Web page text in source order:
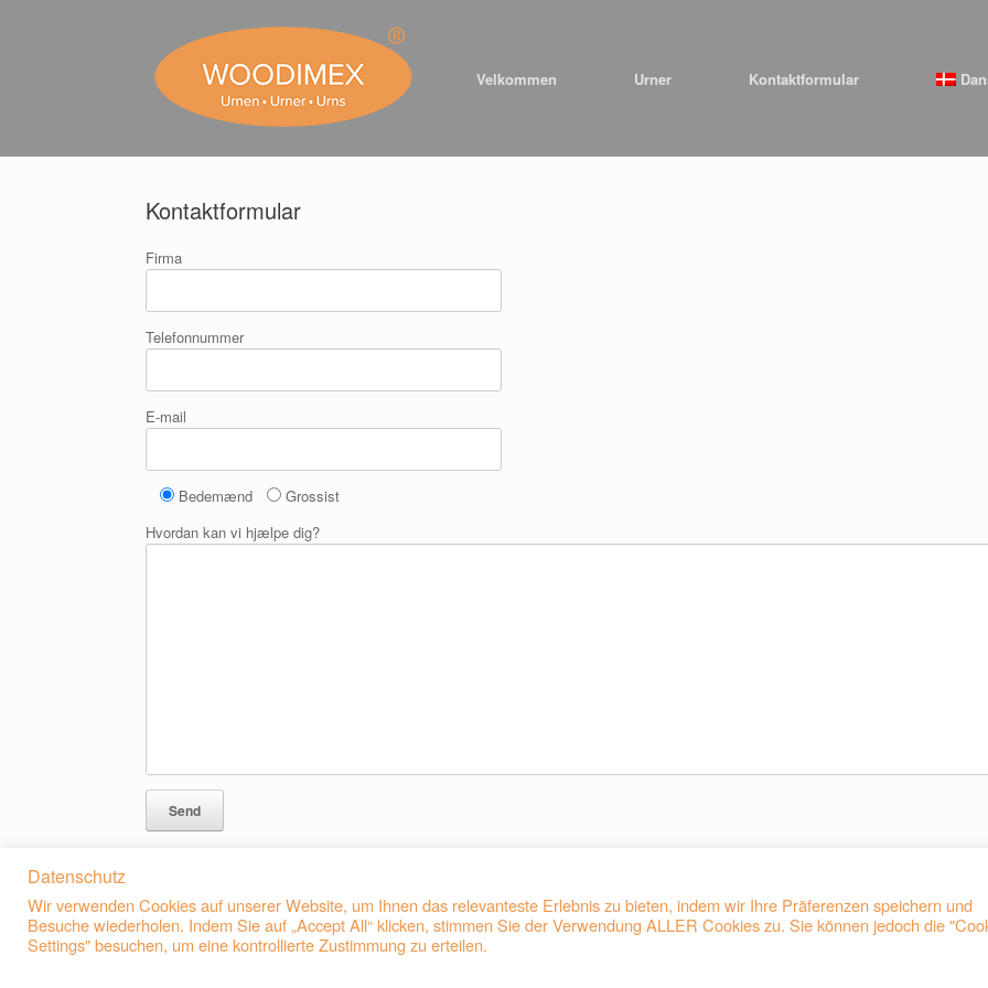
Velkommen
Urner Kontaktformular
Kontaktformular
Firma
Telefonnummer
E-mail
Bedemænd
Grossist
Hvordan kan vi hjælpe dig?
Datenschutz
Wir verwenden Cookies auf unserer Website, um Ihnen das relevanteste Erlebnis zu bieten, indem wir Ihre Präferenzen speichern und
Besuche wiederholen. Indem Sie auf „Accept All“ klicken, stimmen Sie der Verwendung ALLER Cookies zu. Sie können jedoch die
Settings" besuchen, um eine kontrollierte Zustimmung zu erteilen.